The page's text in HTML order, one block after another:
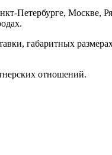
Петербурге, Москве,
габаритных
отношений.